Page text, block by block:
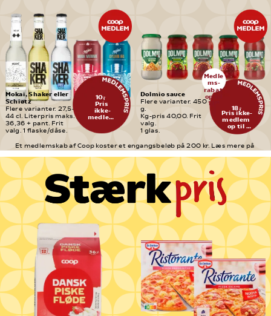
Dolmio sauce
Flere varianter. 450
g.
Kg-pris 40,00. Frit
valg.
1 glas.
Medle
ms-
rabat
op til
13
18,-
Pris ikke-
medlem
op til
31,95
Mokai, Shaker eller
Schiøtz
Flere varianter. 27,5-
44 cl. Literpris maks.
36,36 + pant. Frit
valg. 1 flaske/dåse.
10,-
Pris
ikke-
medlem
Et medlemskab af Coop koster et engangsbeløb på 200 kr. Læs mere på